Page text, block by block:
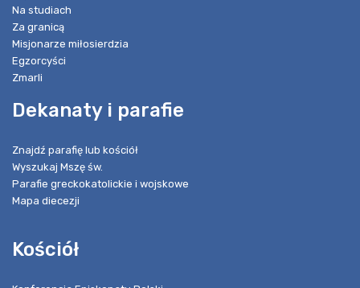
Na studiach
Za granicą
Misjonarze miłosierdzia
Egzorcyści
Zmarli
Dekanaty i parafie
Znajdź parafię lub kościół
Wyszukaj Mszę św.
Parafie greckokatolickie i wojskowe
Mapa diecezji
Kościół